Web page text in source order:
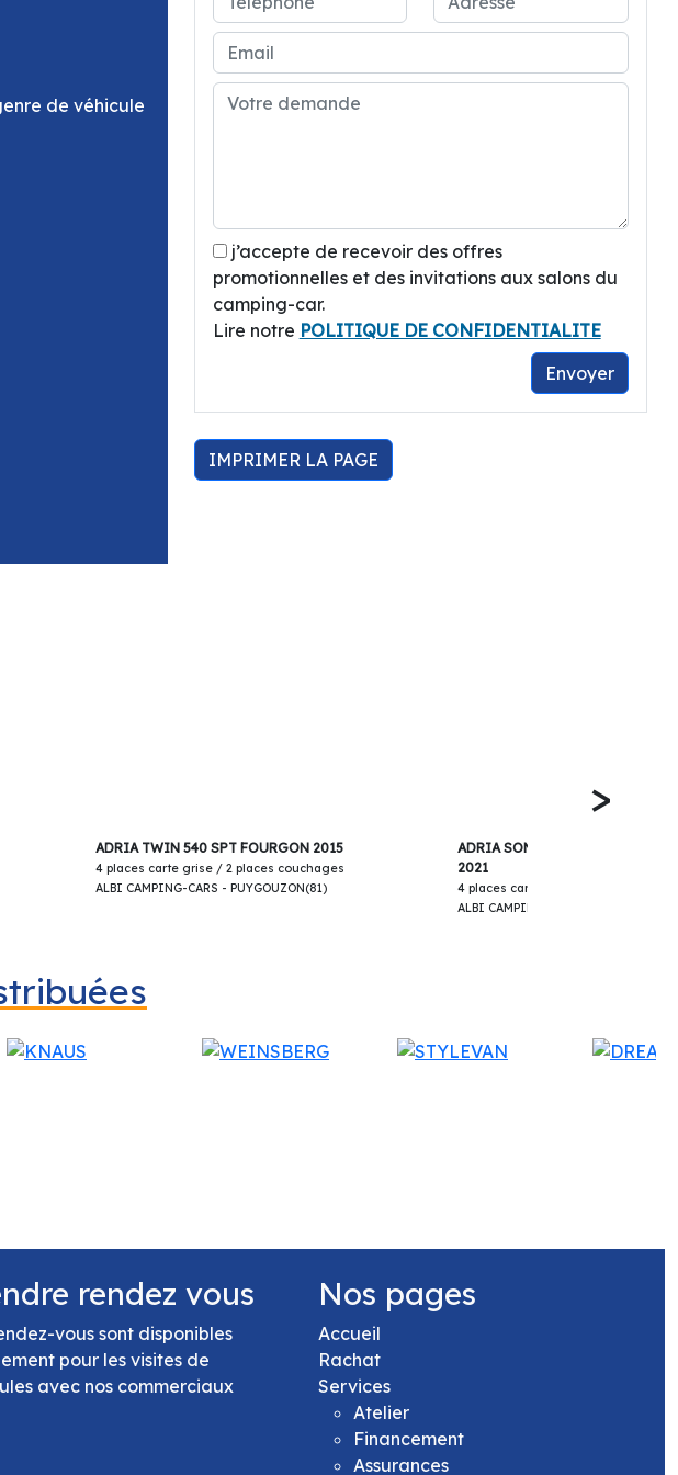
de véhicule
j’accepte de recevoir des offres
promotionnelles et des invitations aux salons du
camping-car.
Lire notre POLITIQUE DE CONFIDENTIALITE
Envoyer
IMPRIMER LA PAGE
ADRIA TWIN 540 SPT FOURGON 2015
4 places carte grise / 2 places couchages
ALBI CAMPING-CARS - PUYGOUZON(81)
ADRIA SONIC AXESS 600 SL
2021
4 places carte grise / 4 places
ALBI CAMPING-CARS -
>
rendez vous
vous sont disponibles
pour les visites de
avec nos commerciaux
Nos pages
Accueil
Rachat
Services
Atelier
Financement
Assurances